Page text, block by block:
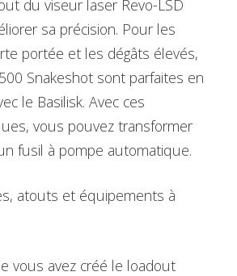
du viseur laser Revo-LSD
sa précision. Pour les
portée et les dégâts élevés,
Snakeshot sont parfaites en
le Basilisk. Avec ces
vous pouvez transformer
fusil à pompe automatique.
atouts et équipements à
vous avez créé le loadout